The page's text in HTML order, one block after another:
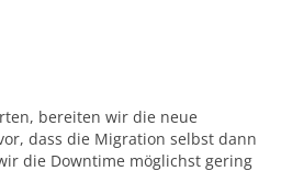
bereiten wir die neue
dass die Migration selbst dann
die Downtime möglichst gering